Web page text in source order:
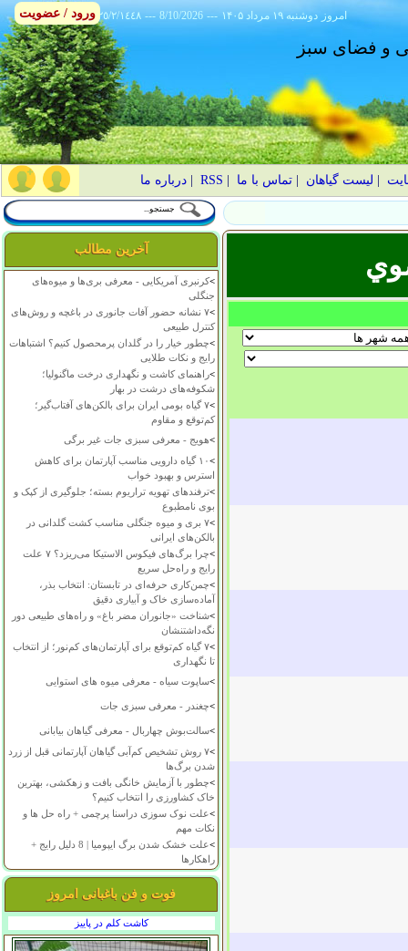
٢٥/٢/١٤٤٨ --- 8/10/2026 --- ۱۴۰۵ دوشنبه ۱۹ مرداد امروز
و فضای سبز
لیست گیاهان |تماس با ما RSS
|درباره ما
آخرین مطالب
>کرنبری آمریکایی - معرفی بری‌ها و میوه‌های
جنگلی
>
۷ نشانه حضور آفات جانوری در باغچه و روش‌های
کنترل طبیعی
>چطور خیار را در گلدان پرمحصول کنیم؟ اشتباهات
رایج و نکات طلایی
>راهنمای کاشت و نگهداری درخت ماگنولیا؛
شکوفه‌های درشت در بهار
>
۷ گیاه بومی ایران برای بالکن‌های آفتاب‌گیر؛
کم‌توقع و مقاوم
>هویج - معرفی سبزی جات غیر برگی
>
۱۰ گیاه دارویی مناسب آپارتمان برای کاهش
استرس و بهبود خواب
>ترفندهای تهویه تراریوم بسته؛ جلوگیری از کپک و
بوی نامطبوع
>
۷ بری و میوه جنگلی مناسب کشت گلدانی در
بالکن‌های ایرانی
>
چرا برگ‌های فیکوس الاستیکا می‌ریزد؟ ۷ علت
رایج و راه‌حل سریع
>چمن‌کاری حرفه‌ای در تابستان: انتخاب بذر،
آماده‌سازی خاک و آبیاری دقیق
>شناخت «جانوران مضر باغ» و راه‌های طبیعی دور
نگه‌داشتنشان
>
۷ گیاه کم‌توقع برای آپارتمان‌های کم‌نور؛ از انتخاب
تا نگهداری
>ساپوت سیاه - معرفی میوه های استوایی
>چغندر - معرفی سبزی جات
>سالت‌بوش چهاربال - معرفی گیاهان بیابانی
>
۷ روش تشخیص کم‌آبی گیاهان آپارتمانی قبل از زرد
شدن برگ‌ها
>چطور با آزمایش خانگی بافت و زهکشی، بهترین
خاک کشاورزی را انتخاب کنیم؟
>علت نوک سوزی دراسنا پرچمی + راه حل ها و
نکات مهم
>
علت خشک شدن برگ ایپومیا | 8 دلیل رایج +
راهکارها
فوت و فن باغبانی امروز
کاشت کلم در پاییز
ورود / عضویت